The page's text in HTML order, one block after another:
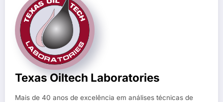
Texas Oiltech Laboratories
Mais de 40 anos de excelência em análises técnicas de